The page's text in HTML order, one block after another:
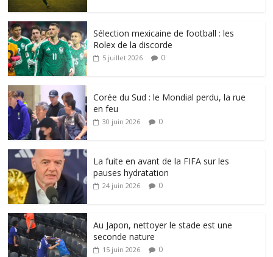
Sélection mexicaine de football : les
Rolex de la discorde
5 juillet 2026 0
Corée du Sud : le Mondial perdu, la rue
en feu
30 juin 2026 0
La fuite en avant de la FIFA sur les
pauses hydratation
24 juin 2026 0
Au Japon, nettoyer le stade est une
seconde nature
15 juin 2026 0